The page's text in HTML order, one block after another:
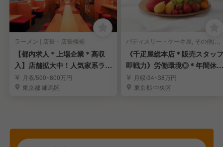
ラーメン | 店長・店長候補
【都内求人＊上場企業＊高収
入】店舗拡大中！人気家系ラー
メン「町田商店」
月収/500~800万円
東京都 練馬区
パティスリー・ケーキ屋, その他(料理ジャンル) | 店長・店長候補
《千疋屋総本店＊販売スタッフ
即戦力》労働環境◎＊年間休1
15日＊賞与年3回
月収/34~38万円
東京都 中央区